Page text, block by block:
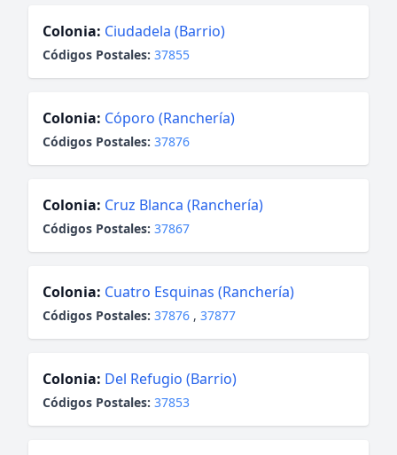
Colonia: Ciudadela (Barrio)
Códigos Postales: 37855
Colonia: Cóporo (Ranchería)
Códigos Postales: 37876
Colonia: Cruz Blanca (Ranchería)
Códigos Postales: 37867
Colonia: Cuatro Esquinas (Ranchería)
Códigos Postales: 37876 , 37877
Colonia: Del Refugio (Barrio)
Códigos Postales: 37853